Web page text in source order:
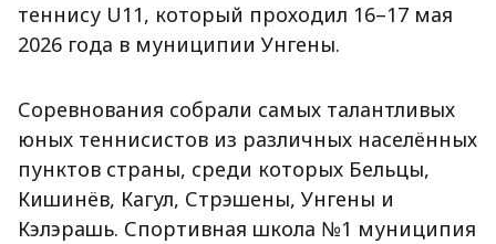
теннису U11, который проходил 16–17 мая
2026 года в муниципии Унгены.
Соревнования собрали самых талантливых
юных теннисистов из различных населённых
пунктов страны, среди которых Бельцы,
Кишинёв, Кагул, Стрэшены, Унгены и
Кэлэрашь. Спортивная школа №1 муниципия